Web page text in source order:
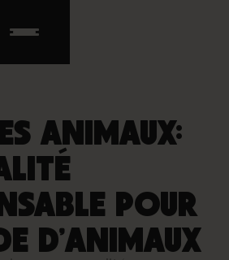
ANIMAUX:
POUR
D’ANIMAUX